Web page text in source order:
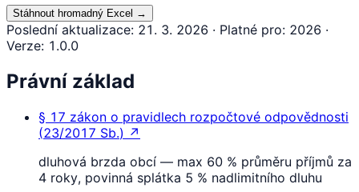
Stáhnout hromadný Excel →
Poslední aktualizace: 21. 3. 2026 · Platné pro: 2026 ·
Verze: 1.0.0
Právní základ
§ 17 zákon o pravidlech rozpočtové odpovědnosti
(23/2017 Sb.) ↗
dluhová brzda obcí — max 60 % průměru příjmů za
4 roky, povinná splátka 5 % nadlimitního dluhu